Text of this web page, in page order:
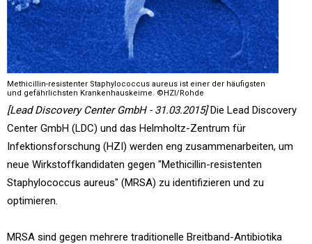
Methicillin-resistenter Staphylococcus aureus ist einer der häufigsten
und gefährlichsten Krankenhauskeime. ©HZI/Rohde
[Lead Discovery Center GmbH - 31.03.2015]Die Lead Discovery
Center GmbH (LDC) und das Helmholtz-Zentrum für
Infektionsforschung (HZI) werden eng zusammenarbeiten, um
neue Wirkstoffkandidaten gegen "Methicillin-resistenten
Staphylococcus aureus" (MRSA) zu identifizieren und zu
optimieren.
MRSA sind gegen mehrere traditionelle Breitband-Antibiotika